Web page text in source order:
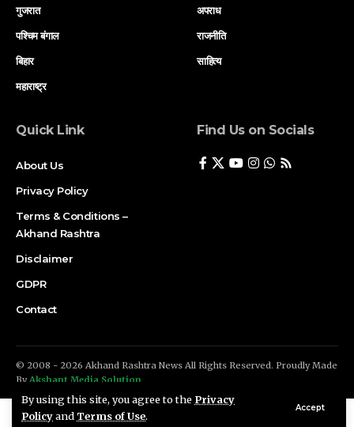
By using this site, you agree to the Privacy
Policyand Terms of Use.
Accept
गुजरात
पश्चिम बंगाल
बिहार
महाराष्ट्र
अपराध
राजनीति
साहित्य
Quick Link
About Us
Privacy Policy
Terms & Conditions –
Akhand Rashtra
Disclaimer
GDPR
Contact
Find Us on Socials
© 2008 - 2026 Akhand Rashtra News All Rights Reserved. Proudly Made
ByAkshant Media Solution